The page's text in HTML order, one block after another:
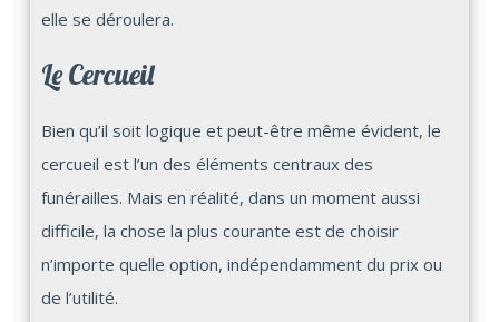
elle se déroulera.
Le Cercueil
Bien qu’il soit logique et peut-être même évident, le
cercueil est l’un des éléments centraux des
funérailles. Mais en réalité, dans un moment aussi
difficile, la chose la plus courante est de choisir
n’importe quelle option, indépendamment du prix ou
de l’utilité.